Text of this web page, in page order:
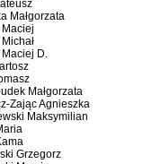
Małgorzata
D.
Małgorzata
Zając Agnieszka
Maksymilian
Grzegorz